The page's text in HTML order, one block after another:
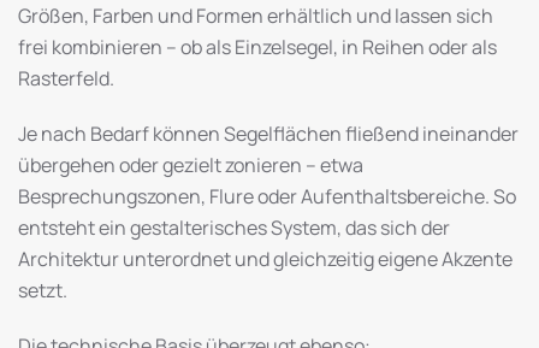
Größen, Farben und Formen erhältlich und lassen sich
frei kombinieren – ob als Einzelsegel, in Reihen oder als
Rasterfeld.
Je nach Bedarf können Segelflächen fließend ineinander
übergehen oder gezielt zonieren – etwa
Besprechungszonen, Flure oder Aufenthaltsbereiche. So
entsteht ein gestalterisches System, das sich der
Architektur unterordnet und gleichzeitig eigene Akzente
setzt.